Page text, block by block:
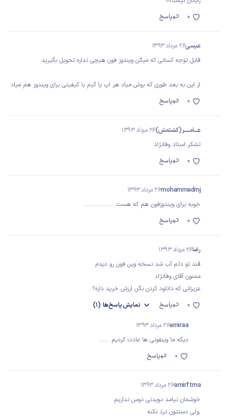
پاسخ
0
عیسی26 مرداد 1393
قابل توجه کسانی که میگن ویندوز فون هیچی نداره تحویل بگیرید
از این به بعد طوری که بوش میاد هر اپ یا گیم با کیفیتی برای ویندوز هم میاد
پاسخ
0
عــــامـــــــر (کشتمش)26 مرداد 1393
تشکر استاد وفانژاد
پاسخ
0
mohammadmj26 مرداد 1393
خوبه برای ویندوزفون هم که هست.....................
پاسخ
0
رضا26 مرداد 1393
قند تو دلم آب شد نسخه وین فون رو دیدم
ممنون آقای وفانژاد
عزیزانی که دانلود کردن بگن ارزش خرید داره؟
پاسخ
نمایشپاسخ‌ها (1) 0
amiraa26 مرداد 1393
دیگه ما وینفونی ها عادت کردیم .......
پاسخ
0
amirftma26 مرداد 1393
خوشمان نیامد دویدنی دوس نداریم
,ولی دستتون درد نکنه